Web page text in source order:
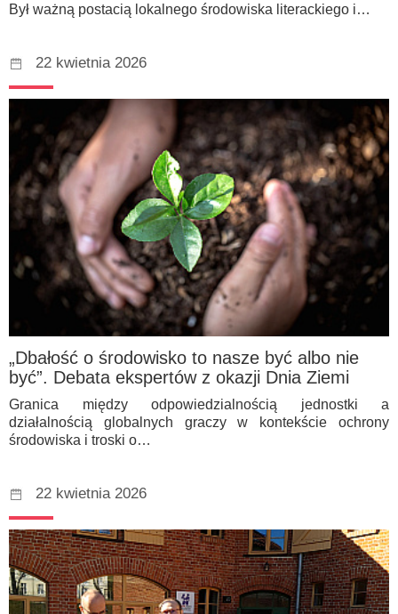
Był ważną postacią lokalnego środowiska literackiego i…
22 kwietnia 2026
„Dbałość o środowisko to nasze być albo nie
być”. Debata ekspertów z okazji Dnia Ziemi
Granica między odpowiedzialnością jednostki a
działalnością globalnych graczy w kontekście ochrony
środowiska i troski o…
22 kwietnia 2026